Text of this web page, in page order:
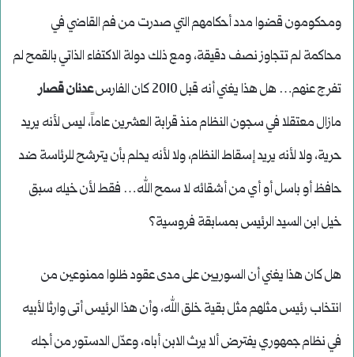
ومحكومون قضوا مدد أحكامهم التي صدرت من فم القاضي في
محاكمة لم تتجاوز نصف دقيقة، ومع ذلك دولة الاكتفاء الذاتي بالقمح لم
تفرج عنهم… هل هذا يغني أنه قبل 2010 كان الفارس
عدنان قصار
مازال معتقلا في سجون النظام منذ قرابة العشرين عاماً، ليس لأنه يريد
حرية، ولا لأنه يريد إسقاط النظام، ولا لأنه يحلم بأن يترشح للرئاسة ضد
حافظ أو باسل أو أي من أشقائه لا سمح الله… فقط لأن خيله سبق
خيل ابن السيد الرئيس بمسابقة فروسية؟
هل كان هذا يغني أن السوريين على مدى عقود ظلوا ممنوعين من
انتخاب رئيس مثلهم مثل بقية خلق الله، وأن هذا الرئيس أتى وارثا لأبيه
في نظام جمهوري يفترض ألا يرث الابن أباه، وعدّل الدستور من أجله